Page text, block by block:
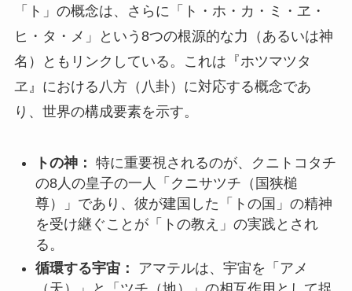
「ト」の概念は、さらに「ト・ホ・カ・ミ・ヱ・
ヒ・タ・メ」という8つの根源的な力（あるいは神
名）ともリンクしている。これは『ホツマツタ
ヱ』における八方（八卦）に対応する概念であ
り、世界の構成要素を示す。
トの神： 特に重要視されるのが、クニトコタチ
の8人の皇子の一人「クニサツチ（国狭槌
尊）」であり、彼が建国した「トの国」の精神
を受け継ぐことが「トの教え」の実践とされ
る。
循環する宇宙：
アマテルは、宇宙を「アメ